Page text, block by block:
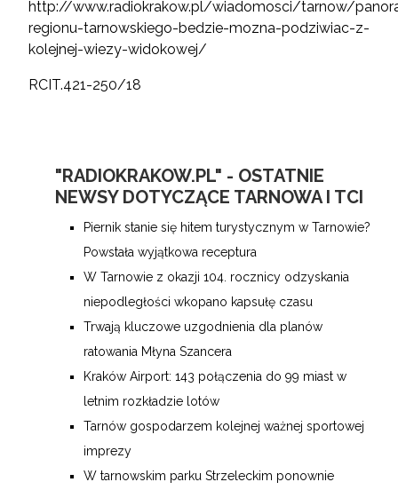
http://www.radiokrakow.pl/wiadomosci/tarnow/
regionu-tarnowskiego-bedzie-mozna-podziwiac-z-
kolejnej-wiezy-widokowej/
RCIT.421-250/18
"RADIOKRAKOW.PL" - OSTATNIE
NEWSY DOTYCZĄCE TARNOWA I TCI
Piernik stanie się hitem turystycznym w Tarnowie?
Powstała wyjątkowa receptura
W Tarnowie z okazji 104. rocznicy odzyskania
niepodległości wkopano kapsułę czasu
Trwają kluczowe uzgodnienia dla planów
ratowania Młyna Szancera
Kraków Airport: 143 połączenia do 99 miast w
letnim rozkładzie lotów
Tarnów gospodarzem kolejnej ważnej sportowej
imprezy
W tarnowskim parku Strzeleckim ponownie